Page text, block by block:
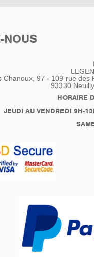
filtre
NOUS
Chanoux, 97 - 109 rue des
93330
HORAIRE
JEUDI AU VENDREDI 9H-